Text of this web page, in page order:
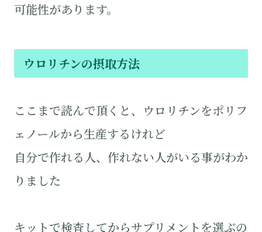
可能性があります。
ウロリチンの摂取方法
ここまで読んで頂くと、ウロリチンをポリフ
ェノールから生産するけれど
自分で作れる人、作れない人がいる事がわか
りました
キットで検査してからサプリメントを選ぶの